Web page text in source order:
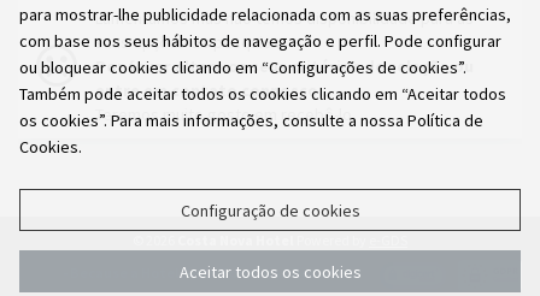
Lamentamos mas não temos disponibilidade para as
suas opções de pesquisa.
Por favor altere os seus critérios de seleção ou
entre em contato connosco.
Teremos muito gosto em recebê-lo.
- Because a Hotel Sells More Than Rooms
para mostrar-lhe publicidade relacionada com as suas preferências,
com base nos seus hábitos de navegação e perfil. Pode configurar
ou bloquear cookies clicando em “Configurações de cookies”.
Também pode aceitar todos os cookies clicando em “Aceitar todos
os cookies”. Para mais informações, consulte a nossa Política de
Cookies.
Configuração de cookies
Aceitar todos os cookies